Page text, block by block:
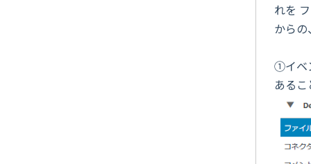
れを
から
①イベ
ある